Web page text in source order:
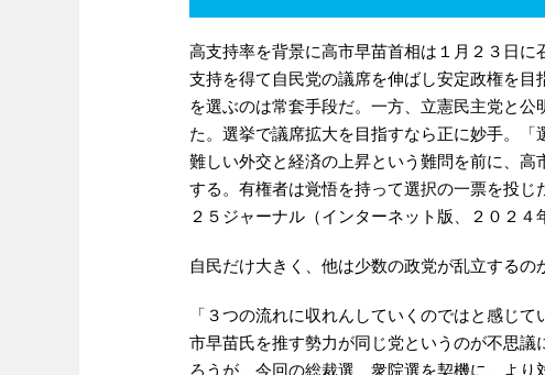
高支持率を背景に高市早苗首相は１月２３日
支持を得て自民党の議席を伸ばし安定政権を
を選ぶのは常套手段だ。一方、立憲民主党と
た。選挙で議席拡大を目指すなら正に妙手。「
難しい外交と経済の上昇という難問を前に、
する。有権者は覚悟を持って選択の一票を投
２５ジャーナル（インターネット版、２０２４
自民だけ大きく、他は少数の政党が乱立するの
「３つの流れに収れんしていくのではと感じ
市早苗氏を推す勢力が同じ党というのが不思
ろうが、今回の総裁選、衆院選を契機に、よ